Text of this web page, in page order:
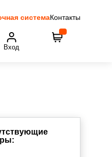
системаКонтакты
Вход